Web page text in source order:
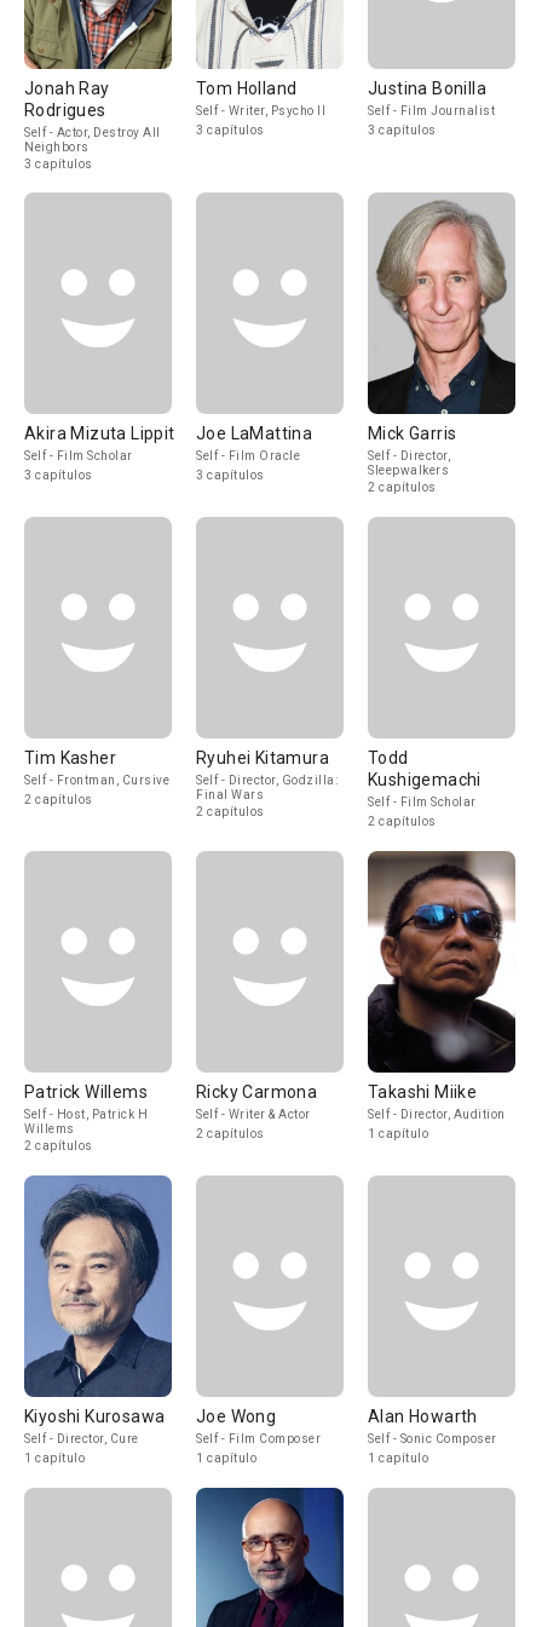
Jonah Ray
Rodrigues
Self - Actor, Destroy All
Neighbors
3 capítulos
Tom Holland
Self - Writer, Psycho II
3 capítulos
Justina Bonilla
Self - Film Journalist
3 capítulos
Akira Mizuta Lippit
Self - Film Scholar
3 capítulos
Joe LaMattina
Self - Film Oracle
3 capítulos
Mick Garris
Self - Director,
Sleepwalkers
2 capítulos
Tim Kasher
Self - Frontman, Cursive
2 capítulos
Ryuhei Kitamura
Self - Director, Godzilla:
Final Wars
2 capítulos
Todd
Kushigemachi
Self - Film Scholar
2 capítulos
Patrick Willems
Self - Host, Patrick H
Willems
2 capítulos
Ricky Carmona
Self - Writer & Actor
2 capítulos
Takashi Miike
Self - Director, Audition
1 capítulo
Kiyoshi Kurosawa
Self - Director, Cure
1 capítulo
Joe Wong
Self - Film Composer
1 capítulo
Alan Howarth
Self - Sonic Composer
1 capítulo